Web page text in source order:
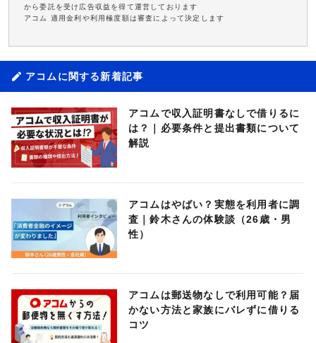
から委託を受け広告収益を得て運営しております
アコム 適用金利や利用極度額は審査によって決定します
アコムに関する新着記事
アコムで収入証明書なしで借りるに
は？｜必要条件と提出書類について
解説
アコムはやばい？実態を利用者に調
査｜鈴木さんの体験談（26歳・男
性）
アコムは郵送物なしで利用可能？届
かない方法と家族にバレずに借りる
コツ